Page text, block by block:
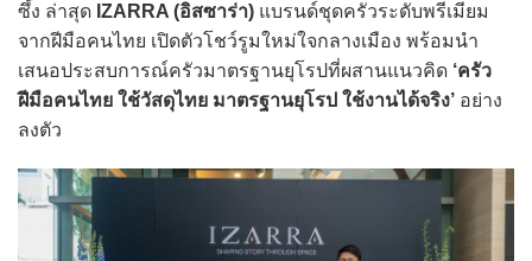
ซึ้ง ล่าสุด IZARRA (อิสซาร่า) แบรนด์ชุดครัวระดับพรีเมียม
จากฝีมือคนไทย เปิดตัวโชว์รูมใหม่ใจกลางเมือง พร้อมนำ
เสนอประสบการณ์ครัวมาตรฐานยุโรปที่ผสานแนวคิด ‘ครัว
ฝีมือคนไทย ใช้วัสดุไทย มาตรฐานยุโรป ใช้งานได้จริง’ อย่าง
ลงตัว